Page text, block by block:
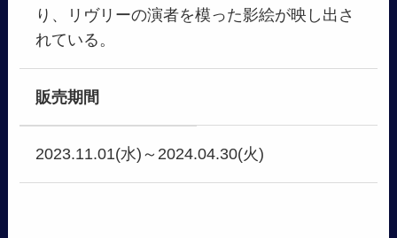
り、リヴリーの演者を模った影絵が映し出さ
れている。
販売期間
2023.11.01(水)～2024.04.30(火)